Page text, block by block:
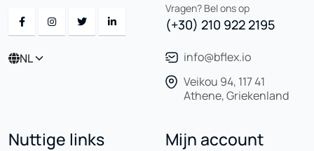
NL
Vragen? Bel ons op
(+30) 210 922 2195
info@bflex.io
Veikou 94, 117 41
Athene, Griekenland
Nuttige links Mijn account